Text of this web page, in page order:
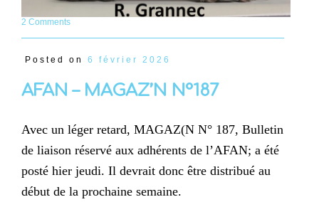
2 Comments
Posted on 6 février 2026
AFAN – MAGAZ’N N°187
Avec un léger retard, MAGAZ(N N° 187, Bulletin
de liaison réservé aux adhérents de l’AFAN; a été
posté hier jeudi. Il devrait donc être distribué au
début de la prochaine semaine.